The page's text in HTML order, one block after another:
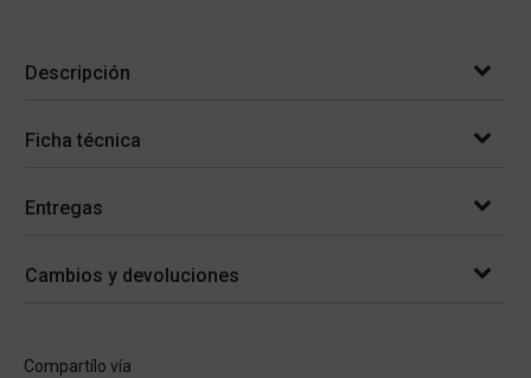
Descripción
Ficha técnica
Entregas
Cambios y devoluciones
Compartílo vía